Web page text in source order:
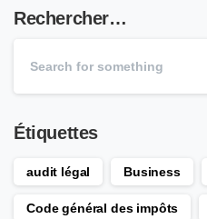
Rechercher…
Étiquettes
audit légal Business
Code général des impôts